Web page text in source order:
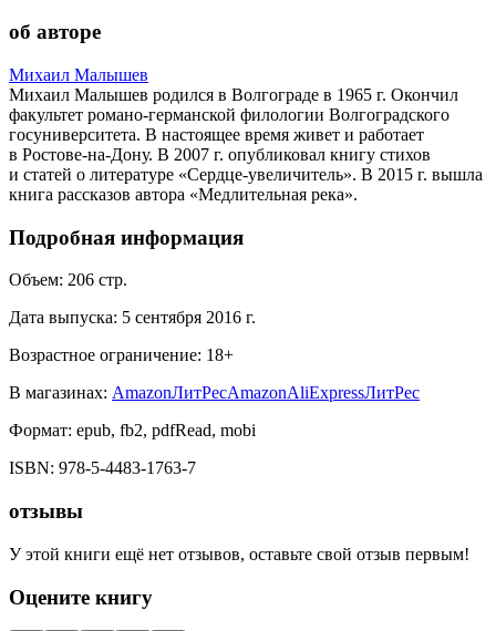
об авторе
Михаил Малышев
Михаил Малышев родился в Волгограде в 1965 г. Окончил
факультет романо-германской филологии Волгоградского
госуниверситета. В настоящее время живет и работает
в Ростове-на-Дону. В 2007 г. опубликовал книгу стихов
и статей о литературе «Сердце-увеличитель». В 2015 г. вышла
книга рассказов автора «Медлительная река».
Подробная информация
Объем: 206 стр.
Дата выпуска: 5 сентября 2016 г.
Возрастное ограничение: 18+
В магазинах: AmazonЛитРесAmazonAliExpressЛитРес
Формат: epub, fb2, pdfRead, mobi
ISBN: 978-5-4483-1763-7
отзывы
У этой книги ещё нет отзывов, оставьте свой отзыв первым!
Оцените книгу